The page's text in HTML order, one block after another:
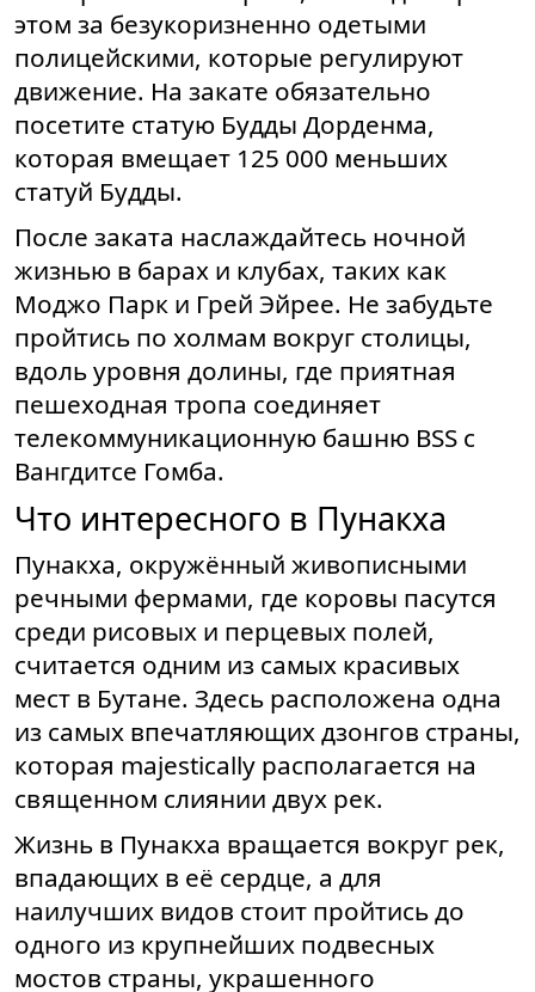
этом за безукоризненно одетыми
полицейскими, которые регулируют
движение. На закате обязательно
посетите статую Будды Дорденма,
которая вмещает 125 000 меньших
статуй Будды.
После заката наслаждайтесь ночной
жизнью в барах и клубах, таких как
Моджо Парк и Грей Эйрее. Не забудьте
пройтись по холмам вокруг столицы,
вдоль уровня долины, где приятная
пешеходная тропа соединяет
телекоммуникационную башню BSS с
Вангдитсе Гомба.
Что интересного в Пунакха
Пунакха, окружённый живописными
речными фермами, где коровы пасутся
среди рисовых и перцевых полей,
считается одним из самых красивых
мест в Бутане. Здесь расположена одна
из самых впечатляющих дзонгов страны,
которая majestically располагается на
священном слиянии двух рек.
Жизнь в Пунакха вращается вокруг рек,
впадающих в её сердце, а для
наилучших видов стоит пройтись до
одного из крупнейших подвесных
мостов страны, украшенного